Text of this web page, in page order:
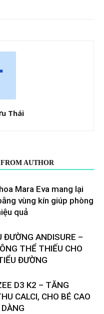
Thái
AUTHOR
Mara Eva mang lại
vùng kín giúp phòng
quả
ĐƯỜNG ANDISURE –
THỂ THIẾU CHO
ĐƯỜNG
D3 K2 – TĂNG
CALCI, CHO BÉ CAO